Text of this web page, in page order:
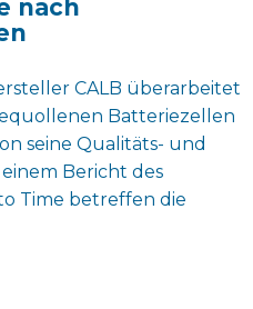
nach
CALB überarbeitet
Batteriezellen
seine Qualitäts- und
Bericht des
Time betreffen die